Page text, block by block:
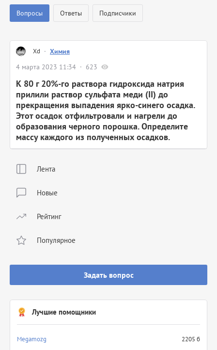
Лента
Новые
Рейтинг
Популярное
Задать вопрос
Лучшие помощники
Megamozg
2205 б
Вопросы Ответы Подписчики
Xd · Химия
4 марта 2023 11:34
623
К 80 г 20%-го раствора гидроксида натрия
прилили раствор сульфата меди (II) до
прекращения выпадения ярко-синего осадка.
Этот осадок отфильтровали и нагрели до
образования черного порошка. Определите
массу каждого из полученных осадков.